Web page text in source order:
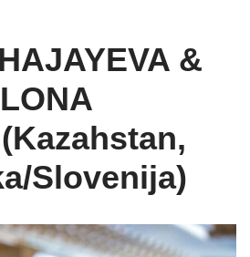
&
Slovenija)